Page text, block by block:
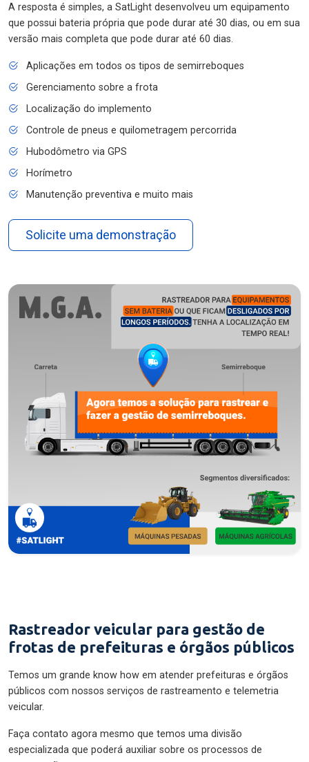
A resposta é simples, a SatLight desenvolveu um equipamento
que possui bateria própria que pode durar até 30 dias, ou em sua
versão mais completa que pode durar até 60 dias.
Aplicações em todos os tipos de semirreboques
Gerenciamento sobre a frota
Localização do implemento
Controle de pneus e quilometragem percorrida
Hubodômetro via GPS
Horímetro
Manutenção preventiva e muito mais
Solicite uma demonstração
Rastreador veicular para gestão de
frotas de prefeituras e órgãos públicos
Temos um grande know how em atender prefeituras e órgãos
públicos com nossos serviços de rastreamento e telemetria
veicular.
Faça contato agora mesmo que temos uma divisão
especializada que poderá auxiliar sobre os processos de